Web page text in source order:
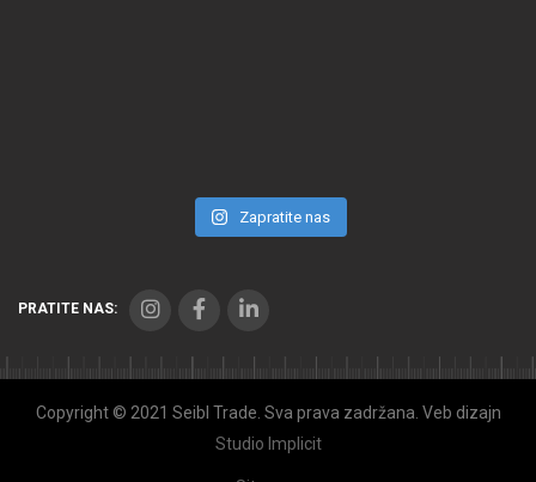
Zapratite nas
PRATITE NAS:
Copyright © 2021 Seibl Trade. Sva prava zadržana. Veb dizajn
Studio Implicit